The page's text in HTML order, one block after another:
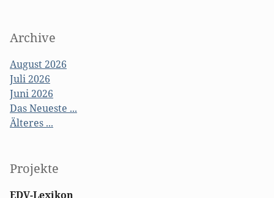
Archive
August 2026
Juli 2026
Juni 2026
Das Neueste ...
Älteres ...
Projekte
EDV-Lexikon